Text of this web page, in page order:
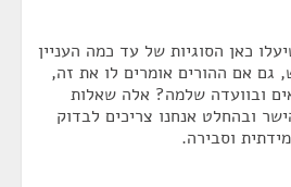
כאן הסוגיות של עד כמה העניין
גם אם ההורים אומרים לו את זה,
ובוועדה שלמה? אלה שאלות
ובהחלט אנחנו צריכים לבדוק
וסבירה.